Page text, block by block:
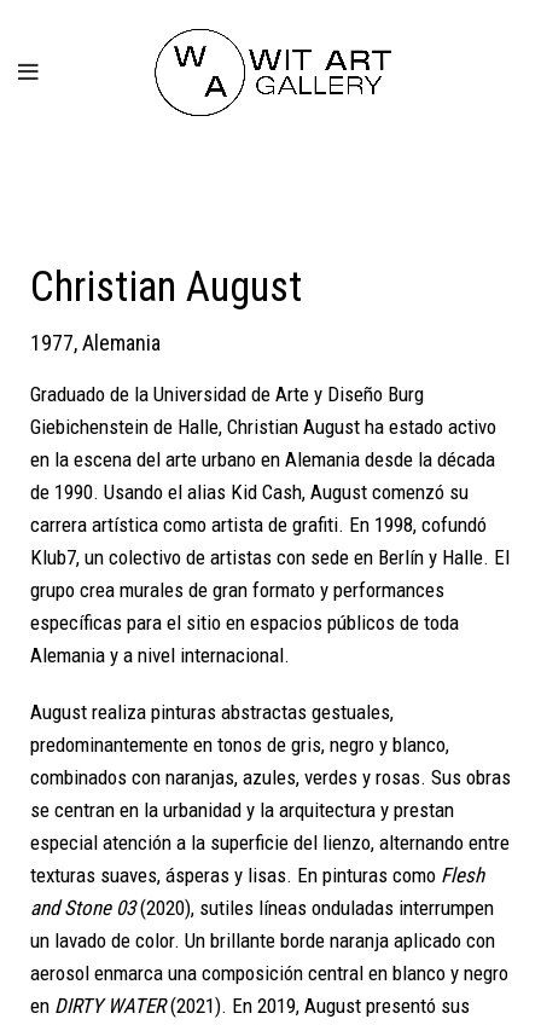
Christian August
1977, Alemania
Graduado de la Universidad de Arte y Diseño Burg
Giebichenstein de Halle, Christian August ha estado activo
en la escena del arte urbano en Alemania desde la década
de 1990. Usando el alias Kid Cash, August comenzó su
carrera artística como artista de grafiti. En 1998, cofundó
Klub7, un colectivo de artistas con sede en Berlín y Halle. El
grupo crea murales de gran formato y performances
específicas para el sitio en espacios públicos de toda
Alemania y a nivel internacional.
August realiza pinturas abstractas gestuales,
predominantemente en tonos de gris, negro y blanco,
combinados con naranjas, azules, verdes y rosas. Sus obras
se centran en la urbanidad y la arquitectura y prestan
especial atención a la superficie del lienzo, alternando entre
texturas suaves, ásperas y lisas. En pinturas como Flesh
and Stone 03(2020), sutiles líneas onduladas interrumpen
un lavado de color. Un brillante borde naranja aplicado con
aerosol enmarca una composición central en blanco y negro
en DIRTY WATER(2021). En 2019, August presentó sus